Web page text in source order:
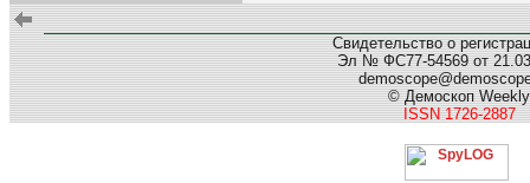
Свидетельство о
Эл № ФС77-54569 от
© Демоскоп Weekly
ISSN 1726-2887